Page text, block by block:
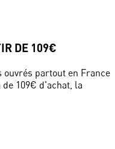
DE 109€
partout en France
109€ d'achat, la